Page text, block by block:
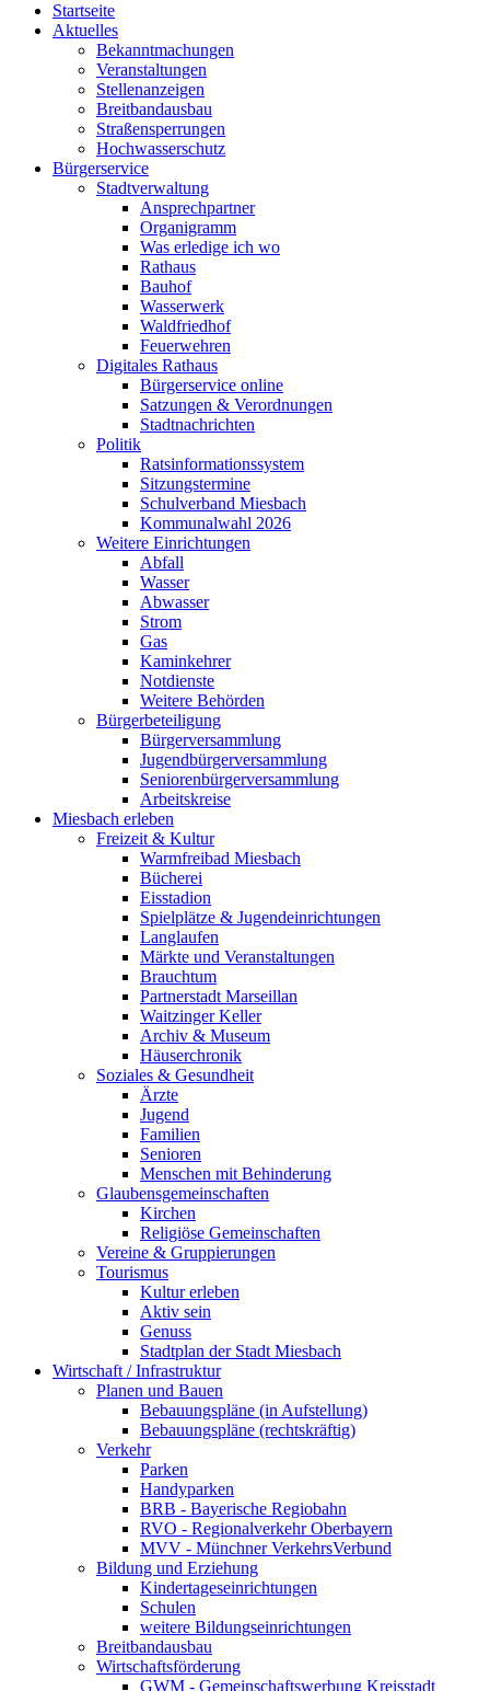
Startseite
Aktuelles
Bekanntmachungen
Veranstaltungen
Stellenanzeigen
Breitbandausbau
Straßensperrungen
Hochwasserschutz
Bürgerservice
Stadtverwaltung
Ansprechpartner
Organigramm
Was erledige ich wo
Rathaus
Bauhof
Wasserwerk
Waldfriedhof
Feuerwehren
Digitales Rathaus
Bürgerservice online
Satzungen & Verordnungen
Stadtnachrichten
Politik
Ratsinformationssystem
Sitzungstermine
Schulverband Miesbach
Kommunalwahl 2026
Weitere Einrichtungen
Abfall
Wasser
Abwasser
Strom
Gas
Kaminkehrer
Notdienste
Weitere Behörden
Bürgerbeteiligung
Bürgerversammlung
Jugendbürgerversammlung
Seniorenbürgerversammlung
Arbeitskreise
Miesbach erleben
Freizeit & Kultur
Warmfreibad Miesbach
Bücherei
Eisstadion
Spielplätze & Jugendeinrichtungen
Langlaufen
Märkte und Veranstaltungen
Brauchtum
Partnerstadt Marseillan
Waitzinger Keller
Archiv & Museum
Häuserchronik
Soziales & Gesundheit
Ärzte
Jugend
Familien
Senioren
Menschen mit Behinderung
Glaubensgemeinschaften
Kirchen
Religiöse Gemeinschaften
Vereine & Gruppierungen
Tourismus
Kultur erleben
Aktiv sein
Genuss
Stadtplan der Stadt Miesbach
Wirtschaft / Infrastruktur
Planen und Bauen
Bebauungspläne (in Aufstellung)
Bebauungspläne (rechtskräftig)
Verkehr
Parken
Handyparken
BRB - Bayerische Regiobahn
RVO - Regionalverkehr Oberbayern
MVV - Münchner VerkehrsVerbund
Bildung und Erziehung
Kindertageseinrichtungen
Schulen
weitere Bildungseinrichtungen
Breitbandausbau
Wirtschaftsförderung
GWM - Gemeinschaftswerbung Kreisstadt